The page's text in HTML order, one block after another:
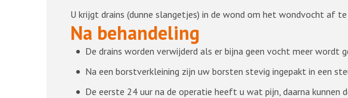
U krijgt drains (dunne slangetjes) in de wond om het wondvocht af te
Na behandeling
De drains worden verwijderd als er bijna geen vocht meer wordt
Na een borstverkleining zijn uw borsten stevig ingepakt in een
De eerste 24 uur na de operatie heeft u wat pijn, daarna